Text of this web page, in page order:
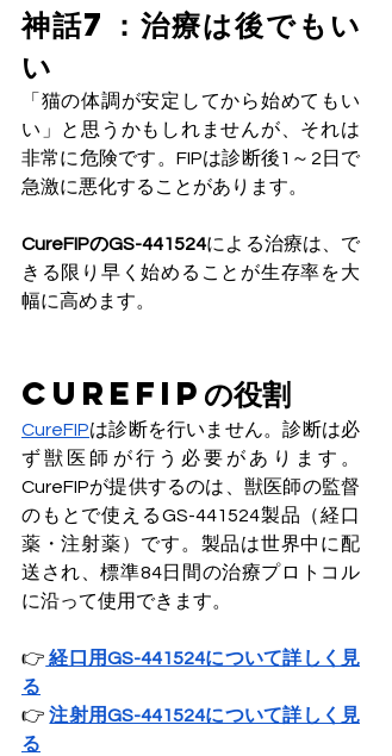
神話7：治療は後でもい
い
「猫の体調が安定してから始めてもい
い」と思うかもしれませんが、それは
非常に危険です。FIPは診断後1～2日で
急激に悪化することがあります。
CureFIPのGS-441524による治療は、で
きる限り早く始めることが生存率を大
幅に高めます。
CureFIPの役割
CureFIPは診断を行いません。診断は必
ず獣医師が行う必要があります。
CureFIPが提供するのは、獣医師の監督
のもとで使えるGS-441524製品（経口
薬・注射薬）です。製品は世界中に配
送され、標準84日間の治療プロトコル
に沿って使用できます。
👉 経口用GS-441524について詳しく見
る
👉 注射用GS-441524について詳しく見
る